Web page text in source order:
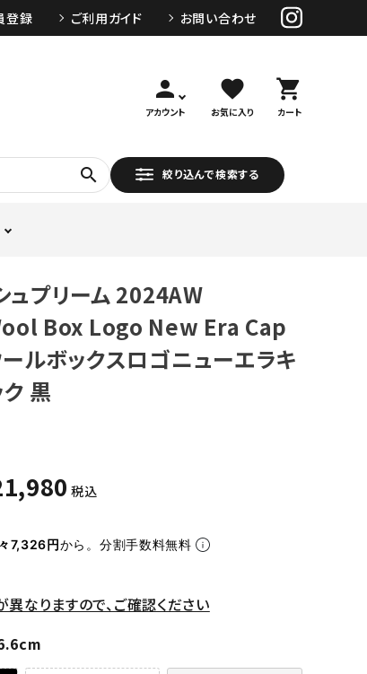
登録 ご利用ガイド お問い合わせ
person
アカウント
favorite
お気に入り
shopping_cart
カート
search 絞り込んで検索する
プリーム 2024AW
Box Logo New Era Cap
ルボックスロゴニューエラキ
黒
税込
7,326円から。分割手数料無料
なりますので、ご確認ください